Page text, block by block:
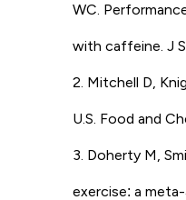
WC.
with caffeine. J
2. Mitchell D,
U.S. Food and
3. Doherty M,
exercise: a